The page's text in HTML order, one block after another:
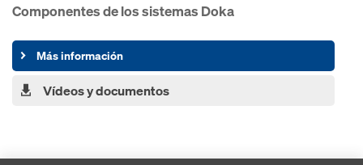
Componentes de los sistemas Doka
Más información
Vídeos y documentos